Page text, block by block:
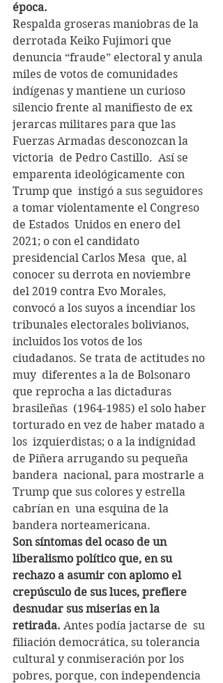
época.
Respalda groseras maniobras de la
derrotada Keiko Fujimori que
denuncia “fraude” electoral y anula
miles de votos de comunidades
indígenas y mantiene un curioso
silencio frente al manifiesto de ex
jerarcas militares para que las
Fuerzas Armadas desconozcan la
victoria  de Pedro Castillo.  Así se
emparenta ideológicamente con
Trump que  instigó a sus seguidores
a tomar violentamente el Congreso
de Estados  Unidos en enero del
2021; o con el candidato
presidencial Carlos Mesa  que, al
conocer su derrota en noviembre
del 2019 contra Evo Morales,
convocó a los suyos a incendiar los
tribunales electorales bolivianos,
incluidos los votos de los
ciudadanos. Se trata de actitudes no
muy  diferentes a la de Bolsonaro
que reprocha a las dictaduras
brasileñas  (1964-1985) el solo haber
torturado en vez de haber matado a
los  izquierdistas; o a la indignidad
de Piñera arrugando su pequeña
bandera  nacional, para mostrarle a
Trump que sus colores y estrella
cabrían en  una esquina de la
bandera norteamericana.
Son síntomas del ocaso de un
liberalismo político que, en su
rechazo a asumir con aplomo el
crepúsculo de sus luces, prefiere
desnudar sus miserias en la
retirada. Antes podía jactarse de  su
filiación democrática, su tolerancia
cultural y conmiseración por los
pobres, porque, con independencia